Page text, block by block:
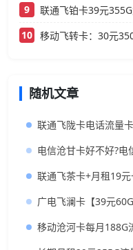
9
联通飞铂卡39元
10
随机文章
联通飞陇卡电话流量
电信沧甘卡好不好?